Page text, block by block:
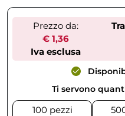
Prezzo da:
€ 1,36
Iva esclusa
Ti servono
100 pezzi